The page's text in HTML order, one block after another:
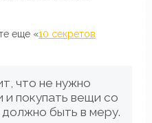
еще «10 секретов
что не нужно
покупать вещи со
быть в меру.